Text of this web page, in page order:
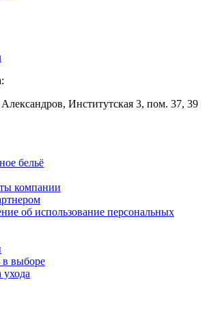
Институтская 3, пом. 37, 39
бельё
компании
об использование персональных
выборе